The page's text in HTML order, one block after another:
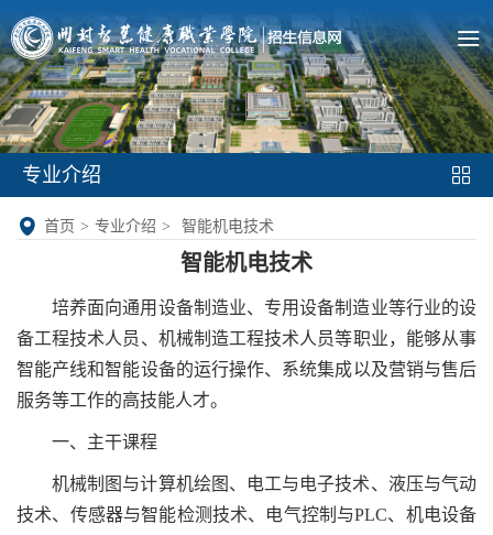
专业介绍
首页 > 专业介绍 > 智能机电技术
智能机电技术
培养面向通用设备制造业、专用设备制造业等行业的设
备工程技术人员、机械制造工程技术人员等职业，能够从事
智能产线和智能设备的运行操作、系统集成以及营销与售后
服务等工作的高技能人才。
一、主干课程
机械制图与计算机绘图、电工与电子技术、液压与气动
技术、传感器与智能检测技术、电气控制与PLC、机电设备